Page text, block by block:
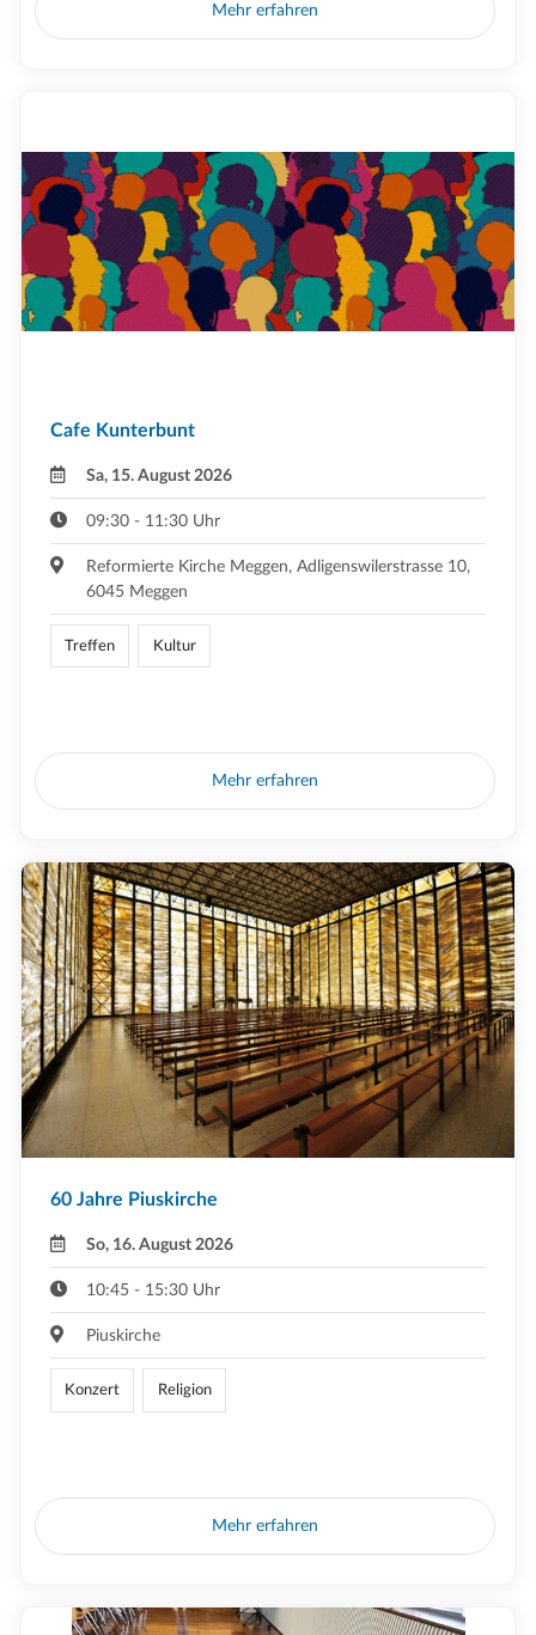
Mehr erfahren
Cafe Kunterbunt
Sa, 15. August 2026
09:30 - 11:30 Uhr
Reformierte Kirche Meggen, Adligenswilerstrasse 10,
6045 Meggen
Treffen Kultur
Mehr erfahren
60 Jahre Piuskirche
So, 16. August 2026
10:45 - 15:30 Uhr
Piuskirche
Konzert Religion
Mehr erfahren